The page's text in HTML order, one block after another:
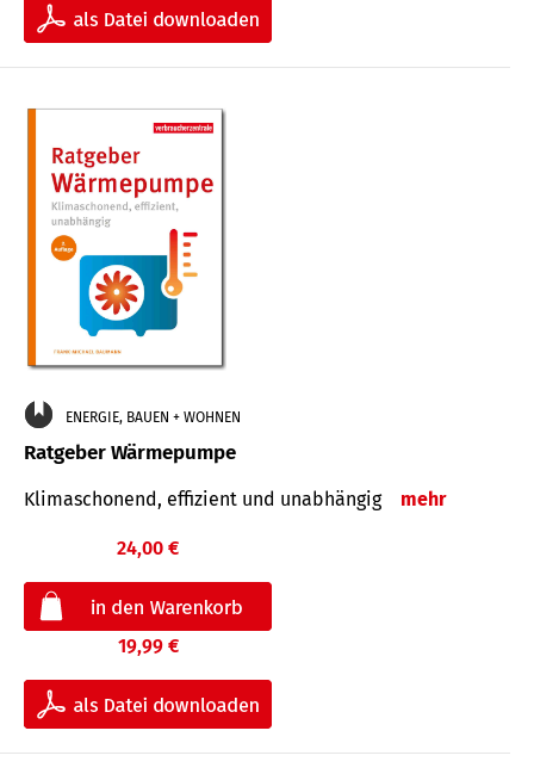
ENERGIE, BAUEN + WOHNEN
Ratgeber Wärmepumpe
Klimaschonend, effizient und unabhängig mehr
24,00 €
19,99 €